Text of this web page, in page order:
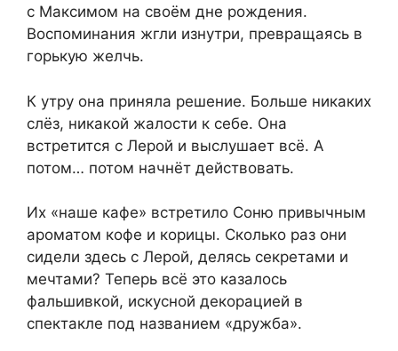
с Максимом на своём дне рождения.
Воспоминания жгли изнутри, превращаясь в
горькую желчь.
К утру она приняла решение. Больше никаких
слёз, никакой жалости к себе. Она
встретится с Лерой и выслушает всё. А
потом… потом начнёт действовать.
Их «наше кафе» встретило Соню привычным
ароматом кофе и корицы. Сколько раз они
сидели здесь с Лерой, делясь секретами и
мечтами? Теперь всё это казалось
фальшивкой, искусной декорацией в
спектакле под названием «дружба».